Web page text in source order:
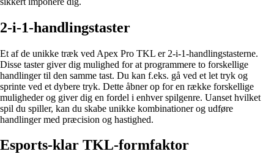
2-i-1-handlingstaster
Et af de unikke træk ved Apex Pro TKL er 2-i-1-handlingstasterne.
Disse taster giver dig mulighed for at programmere to forskellige
handlinger til den samme tast. Du kan f.eks. gå ved et let tryk og
sprinte ved et dybere tryk. Dette åbner op for en række forskellige
muligheder og giver dig en fordel i enhver spilgenre. Uanset hvilket
spil du spiller, kan du skabe unikke kombinationer og udføre
handlinger med præcision og hastighed.
Esports-klar TKL-formfaktor